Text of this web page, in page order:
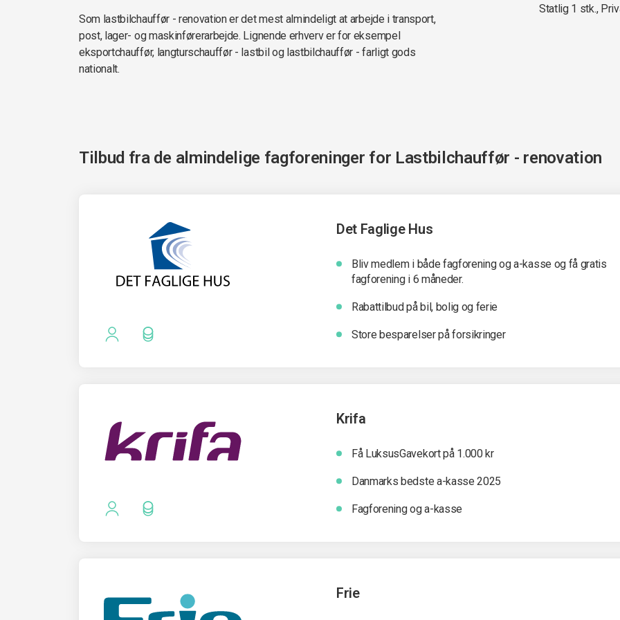
Som lastbilchauffør - renovation er det mest almindeligt at arbejde i transport,
post, lager- og maskinførerarbejde. Lignende erhverv er for eksempel
eksportchauffør, langturschauffør - lastbil og lastbilchauffør - farligt gods
nationalt.
Statlig 1 stk.,
Tilbud fra de almindelige fagforeninger for Lastbilchauffør - renovation
Det Faglige Hus
Bliv medlem i både fagforening og a-kasse og få gratis
fagforening i 6 måneder.
Rabattilbud på bil, bolig og ferie
Store besparelser på forsikringer
Krifa
Få LuksusGavekort på 1.000 kr
Danmarks bedste a-kasse 2025
Fagforening og a-kasse
Frie